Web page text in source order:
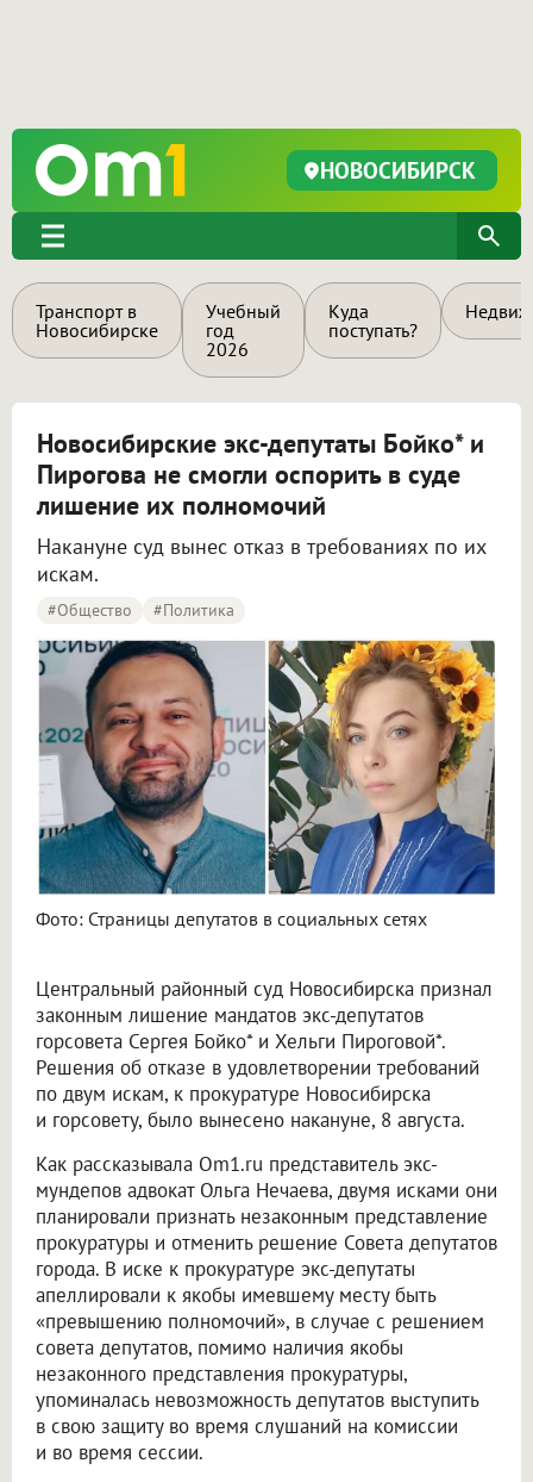
НОВОСИБИРСК
Транспорт в
Новосибирске
Учебный
год
2026
Куда
поступать?
Новосибирские экс-депутаты Бойко* и
Пирогова не смогли оспорить в суде
лишение их полномочий
Накануне суд вынес отказ в требованиях по их
искам.
#Общество #Политика
Фото: Страницы депутатов в социальных сетях
Центральный районный суд Новосибирска признал
законным лишение мандатов экс-депутатов
горсовета Сергея Бойко* и Хельги Пироговой*.
Решения об отказе в удовлетворении требований
по двум искам, к прокуратуре Новосибирска
и горсовету, было вынесено накануне, 8 августа.
Как рассказывала Om1.ru представитель экс-
мундепов адвокат Ольга Нечаева, двумя исками они
планировали признать незаконным представление
прокуратуры и отменить решение Совета депутатов
города. В иске к прокуратуре экс-депутаты
апеллировали к якобы имевшему месту быть
«превышению полномочий», в случае с решением
совета депутатов, помимо наличия якобы
незаконного представления прокуратуры,
упоминалась невозможность депутатов выступить
в свою защиту во время слушаний на комиссии
и во время сессии.